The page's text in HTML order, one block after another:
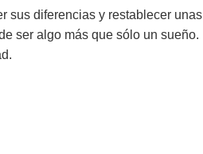
sus diferencias y restablecer unas
ser algo más que sólo un sueño.